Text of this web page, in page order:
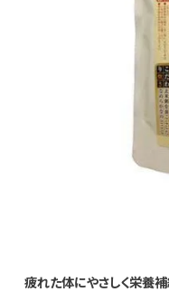
疲れた体にやさしく栄養